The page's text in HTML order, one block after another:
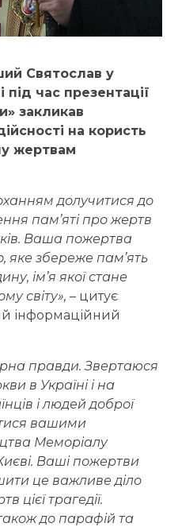
Святослав у
під час презентації
закликав
на користь
жертвам
долучитися до
пам’яті про жертв
Ваша пожертва
яке збереже пам’ять
ім’я якої стане
світу», – цитує
інформаційний
правди. Звертаюся
в Україні і на
і людей доброї
вашими
Меморіалу
Ваші пожертви
це важливе діло
цієї трагедії.
до парафій та